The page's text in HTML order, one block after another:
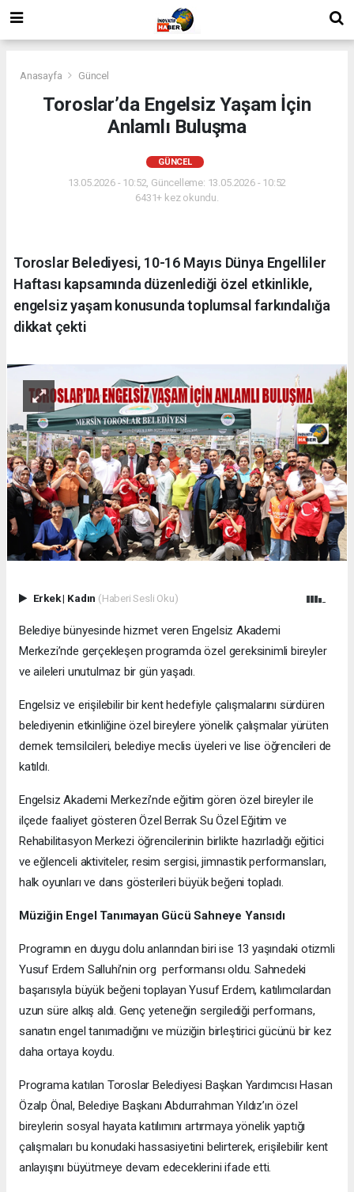
Anasayfa Güncel
Toroslar’da Engelsiz Yaşam İçin
Anlamlı Buluşma
GÜNCEL
13.05.2026 - 10:52, Güncelleme: 13.05.2026 - 10:52
6431+ kez okundu.
Toroslar Belediyesi, 10-16 Mayıs Dünya Engelliler
Haftası kapsamında düzenlediği özel etkinlikle,
engelsiz yaşam konusunda toplumsal farkındalığa
dikkat çekti
Erkek| Kadın (Haberi Sesli Oku)
Belediye bünyesinde hizmet veren Engelsiz Akademi
Merkezi’nde gerçekleşen programda özel gereksinimli bireyler
ve aileleri unutulmaz bir gün yaşadı.
Engelsiz ve erişilebilir bir kent hedefiyle çalışmalarını sürdüren
belediyenin etkinliğine özel bireylere yönelik çalışmalar yürüten
dernek temsilcileri, belediye meclis üyeleri ve lise öğrencileri de
katıldı.
Engelsiz Akademi Merkezi’nde eğitim gören özel bireyler ile
ilçede faaliyet gösteren Özel Berrak Su Özel Eğitim ve
Rehabilitasyon Merkezi öğrencilerinin birlikte hazırladığı eğitici
ve eğlenceli aktiviteler, resim sergisi, jimnastik performansları,
halk oyunları ve dans gösterileri büyük beğeni topladı.
Müziğin Engel Tanımayan Gücü Sahneye Yansıdı
Programın en duygu dolu anlarından biri ise 13 yaşındaki otizmli
Yusuf Erdem Salluhi’nin org performansı oldu. Sahnedeki
başarısıyla büyük beğeni toplayan Yusuf Erdem, katılımcılardan
uzun süre alkış aldı. Genç yeteneğin sergilediği performans,
sanatın engel tanımadığını ve müziğin birleştirici gücünü bir kez
daha ortaya koydu.
Programa katılan Toroslar Belediyesi Başkan Yardımcısı Hasan
Özalp Önal, Belediye Başkanı Abdurrahman Yıldız’ın özel
bireylerin sosyal hayata katılımını artırmaya yönelik yaptığı
çalışmaları bu konudaki hassasiyetini belirterek, erişilebilir kent
anlayışını büyütmeye devam edeceklerini ifade etti.